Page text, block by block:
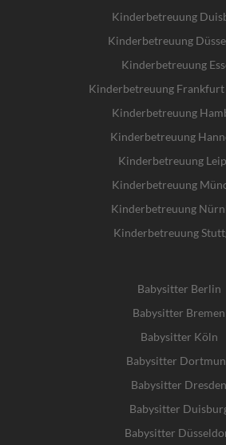
Kinderbetreuung
Kinderbetreuung
Kinderbetreuung
Kinderbetreuung Frankfurt
Kinderbetreuung
Kinderbetreuung
Kinderbetreuung
Kinderbetreuung
Kinderbetreuung
Kinderbetreuung
Babysitter Berlin
Babysitter Bremen
Babysitter Köln
Babysitter
Babysitter Dresden
Babysitter
Babysitter